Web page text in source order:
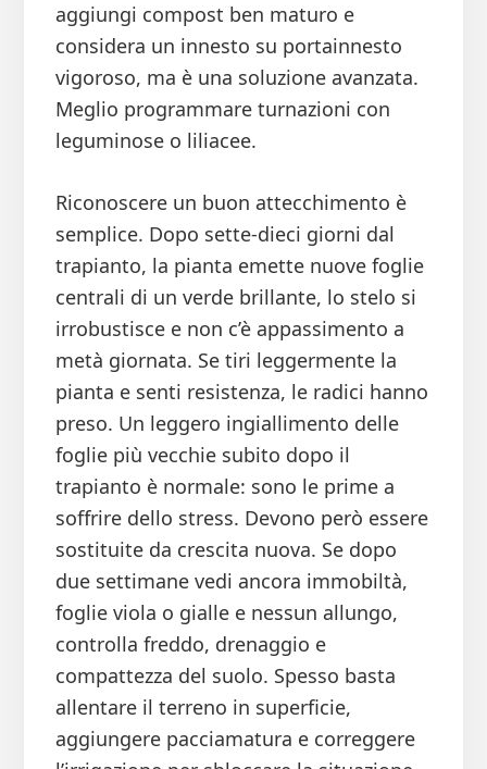
aggiungi compost ben maturo e
considera un innesto su portainnesto
vigoroso, ma è una soluzione avanzata.
Meglio programmare turnazioni con
leguminose o liliacee.
Riconoscere un buon attecchimento è
semplice. Dopo sette-dieci giorni dal
trapianto, la pianta emette nuove foglie
centrali di un verde brillante, lo stelo si
irrobustisce e non c’è appassimento a
metà giornata. Se tiri leggermente la
pianta e senti resistenza, le radici hanno
preso. Un leggero ingiallimento delle
foglie più vecchie subito dopo il
trapianto è normale: sono le prime a
soffrire dello stress. Devono però essere
sostituite da crescita nuova. Se dopo
due settimane vedi ancora immobiltà,
foglie viola o gialle e nessun allungo,
controlla freddo, drenaggio e
compattezza del suolo. Spesso basta
allentare il terreno in superficie,
aggiungere pacciamatura e correggere